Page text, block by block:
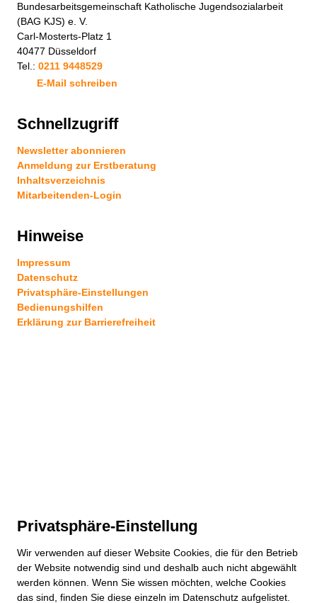
Bundesarbeitsgemeinschaft Katholische Jugendsozialarbeit
(BAG KJS) e. V.
Carl-Mosterts-Platz 1
40477 Düsseldorf
Tel.: 0211 9448529
E-Mail schreiben
Schnellzugriff
Newsletter abonnieren
Anmeldung zur Erstberatung
Inhaltsverzeichnis
Mitarbeitenden-Login
Hinweise
Impressum
Datenschutz
Privatsphäre-Einstellungen
Bedienungshilfen
Erklärung zur Barrierefreiheit
Privatsphäre-Einstellung
Wir verwenden auf dieser Website Cookies, die für den Betrieb
der Website notwendig sind und deshalb auch nicht abgewählt
werden können. Wenn Sie wissen möchten, welche Cookies
das sind, finden Sie diese einzeln im Datenschutz aufgelistet.